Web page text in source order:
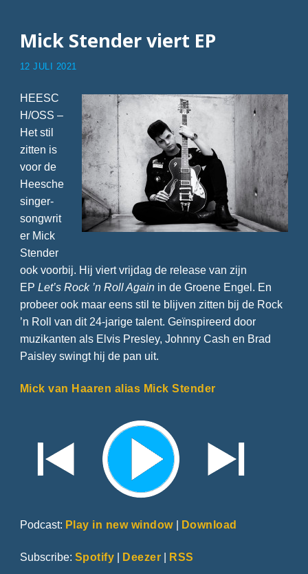
Mick Stender viert EP
12 JULI 2021
HEESC
H/OSS –
Het stil
zitten is
voor de
Heesche
singer-
songwrit
er Mick
Stender
ook voorbij. Hij viert vrijdag de release van zijn
EP Let’s Rock ’n Roll Again in de Groene Engel. En
probeer ook maar eens stil te blijven zitten bij de Rock
’n Roll van dit 24-jarige talent. Geïnspireerd door
muzikanten als Elvis Presley, Johnny Cash en Brad
Paisley swingt hij de pan uit.
Mick van Haaren alias Mick Stender
Podcast: Play in new window| Download
Subscribe: Spotify | Deezer | RSS